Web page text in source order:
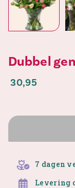
Dubbel
30,95
7 dagen
Levering